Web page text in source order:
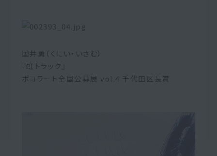
国井勇（くにい・いさむ）
『虹トラック』
ポコラート全国公募展 vol.4 千代田区長賞